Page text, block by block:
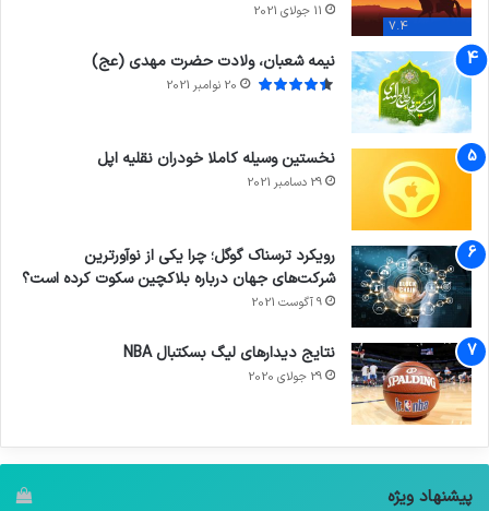
7.4
11 جولای 2021
نیمه شعبان، ولادت حضرت مهدی (عج)
20 نوامبر 2021
نخستین وسیله کاملا خودران نقلیه اپل
29 دسامبر 2021
رویکرد ترسناک گوگل؛ چرا یکی از نوآورترین
شرکت‌های جهان درباره بلاکچین سکوت کرده است؟
9 آگوست 2021
نتایج دیدار‌های لیگ بسکتبال NBA
29 جولای 2020
پیشنهاد ویژه